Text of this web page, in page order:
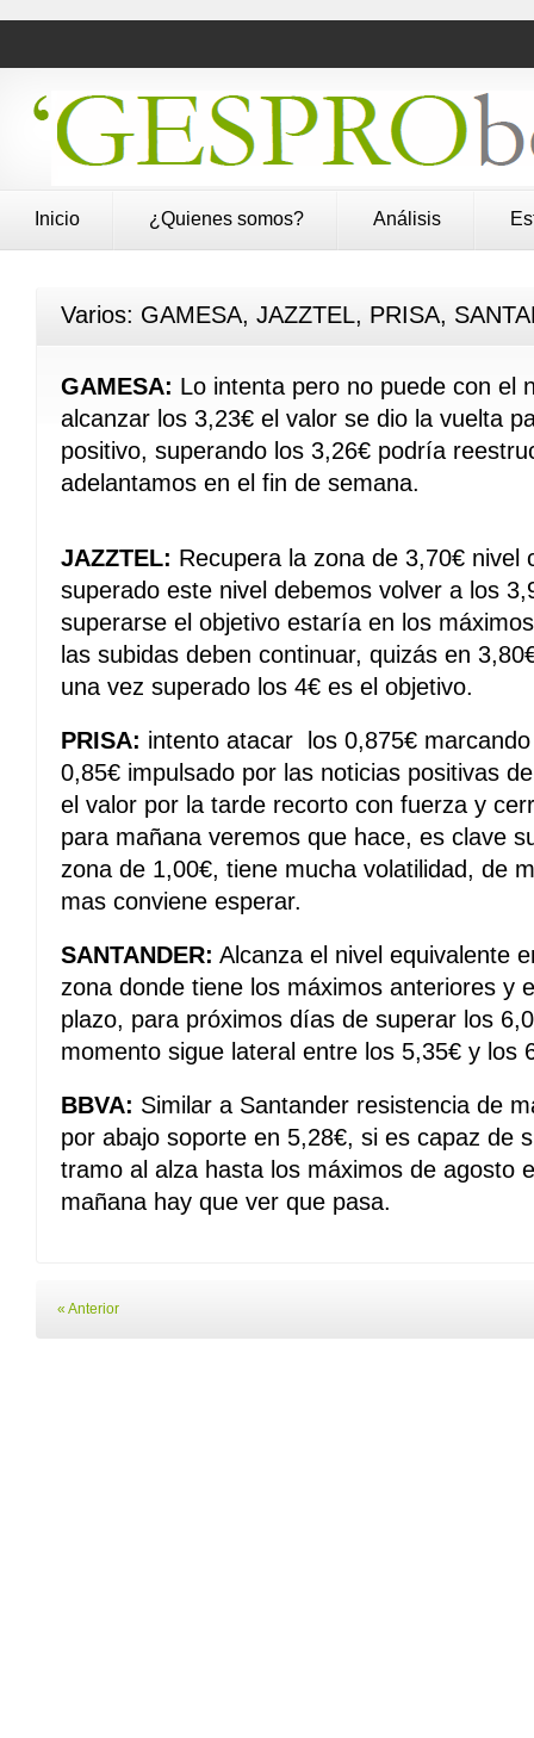
Inicio ¿Quienes somos? Análisis
Varios: GAMESA, JAZZTEL, PRISA,
GAMESA: Lo intenta pero no puede con el
alcanzar los 3,23€ el valor se dio la vuelta
positivo, superando los 3,26€ podría
adelantamos en el fin de semana.
JAZZTEL: Recupera la zona de 3,70€ nivel
superado este nivel debemos volver a los
superarse el objetivo estaría en los
las subidas deben continuar, quizás en
una vez superado los 4€ es el objetivo.
PRISA: intento atacar los 0,875€
0,85€ impulsado por las noticias positivas
el valor por la tarde recorto con fuerza y
para mañana veremos que hace, es clave
zona de 1,00€, tiene mucha volatilidad, de
mas conviene esperar.
SANTANDER: Alcanza el nivel equivalente
zona donde tiene los máximos anteriores y
plazo, para próximos días de superar los
momento sigue lateral entre los 5,35€ y los
BBVA: Similar a Santander resistencia de
por abajo soporte en 5,28€, si es capaz de
tramo al alza hasta los máximos de agosto
mañana hay que ver que pasa.
« Anterior